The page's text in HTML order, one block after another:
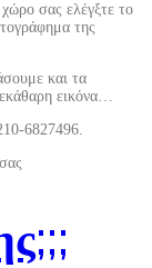
σας ελέγξτε το
της
και τα
εικόνα…
6827496.